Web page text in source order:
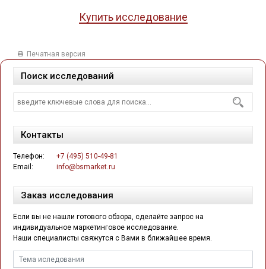
Купить исследование
Печатная версия
Поиск исследований
Контакты
Телефон:
+7 (495) 510-49-81
Email:
info@bsmarket.ru
Заказ исследования
Если вы не нашли готового обзора, сделайте запрос на
индивидуальное маркетинговое исследование.
Наши специалисты свяжутся с Вами в ближайшее время.